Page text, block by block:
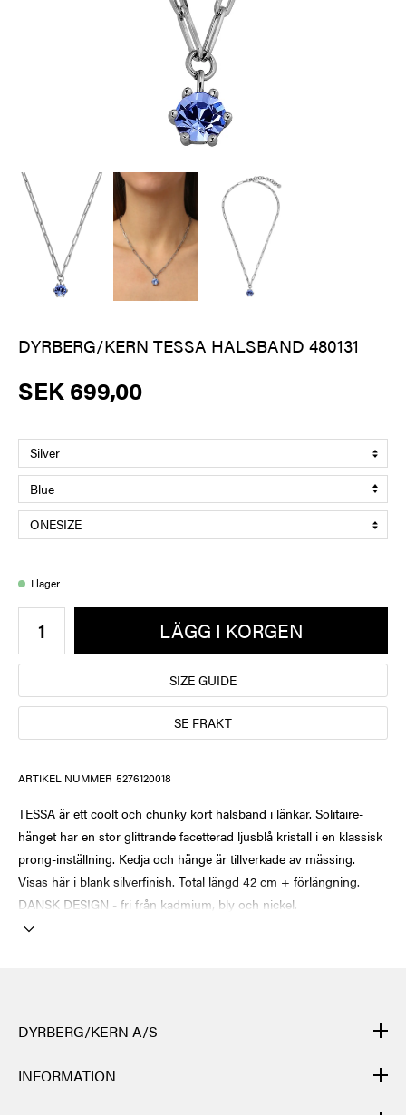
DYRBERG/KERN TESSA HALSBAND 480131
SEK 699,00
I lager
LÄGG I KORGEN
SIZE GUIDE
SE FRAKT
ARTIKEL NUMMER 5276120018
TESSA är ett coolt och chunky kort halsband i länkar. Solitaire-
hänget har en stor glittrande facetterad ljusblå kristall i en klassisk
prong-inställning. Kedja och hänge är tillverkade av mässing.
Visas här i blank silverfinish. Total längd 42 cm + förlängning.
DANSK DESIGN - fri från kadmium, bly och nickel.
DYRBERG/KERN A/S
DYRBERG/KERNs produkter är handgjorda och genomgår många
olika moment: från gjutning, polering och plätering av
grundstommen i metall till flätning av lädret för hand, till skärning,
INFORMATION